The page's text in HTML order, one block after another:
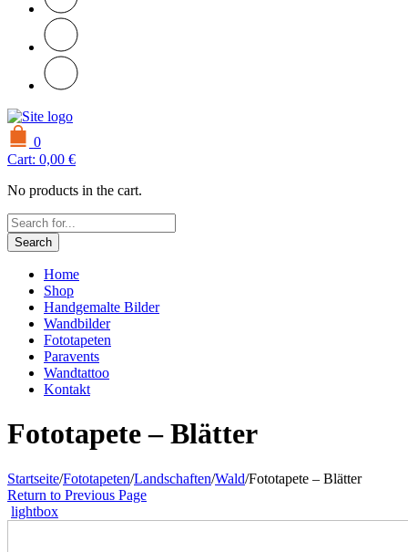
0
Cart: 0,00 €
No products in the cart.
Search
Home
Shop
Handgemalte Bilder
Wandbilder
Fototapeten
Paravents
Wandtattoo
Kontakt
Fototapete – Blätter
Startseite/Fototapeten/Landschaften/Wald/Fototapete – Blätter
Return to Previous Page
lightbox